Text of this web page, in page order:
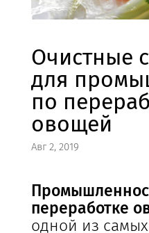
Очистные
для
по
овощей
Авг 2, 2019
переработке
одной из